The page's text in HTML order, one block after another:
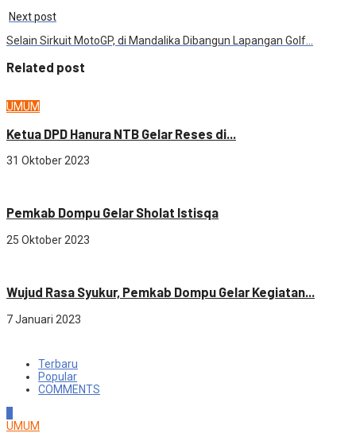
Next post
Selain Sirkuit MotoGP, di Mandalika Dibangun Lapangan Golf…
Related post
UMUM
Ketua DPD Hanura NTB Gelar Reses di...
31 Oktober 2023
Pemkab Dompu Gelar Sholat Istisqa
25 Oktober 2023
Wujud Rasa Syukur, Pemkab Dompu Gelar Kegiatan...
7 Januari 2023
Terbaru
Popular
COMMENTS
UMUM